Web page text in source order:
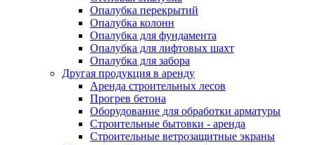
Опалубка перекрытий
Опалубка колонн
Опалубка для фундамента
Опалубка для лифтовых шахт
Опалубка для забора
Другая продукция в аренду
Аренда строительных лесов
Прогрев бетона
Оборудование для обработки арматуры
Строительные бытовки - аренда
Строительные ветрозащитные экраны